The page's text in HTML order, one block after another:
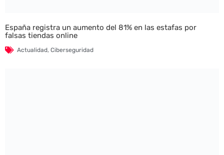
España registra un aumento del 81% en las estafas por
falsas tiendas online
Actualidad, Ciberseguridad